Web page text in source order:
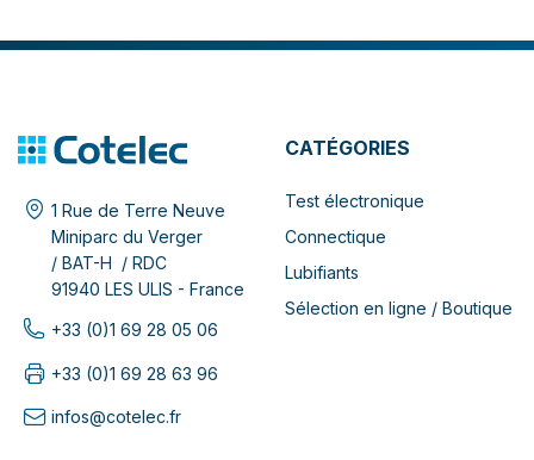
1 Rue de Terre Neuve
Miniparc du Verger
/ BAT-H / RDC
91940 LES ULIS - France
+33 (0)1 69 28 05 06
+33 (0)1 69 28 63 96
infos@cotelec.fr
CATÉGORIES
Test électronique
Connectique
Lubifiants
Sélection en ligne / Boutique